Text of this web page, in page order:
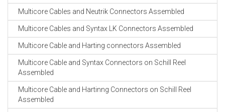
Multicore Cables and Neutrik Connectors Assembled
Multicore Cables and Syntax LK Connectors Assembled
Multicore Cable and Harting connectors Assembled
Multicore Cable and Syntax Connectors on Schill Reel
Assembled
Multicore Cable and Hartinng Connectors on Schill Reel
Assembled